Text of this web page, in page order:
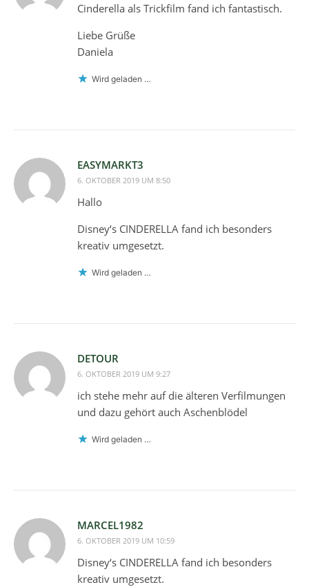
Cinderella als Trickfilm fand ich fantastisch.
Liebe Grüße
Daniela
Wird geladen …
EASYMARKT3
6. OKTOBER 2019 UM 8:50
Hallo
Disney‘s CINDERELLA fand ich besonders
kreativ umgesetzt.
Wird geladen …
DETOUR
6. OKTOBER 2019 UM 9:27
ich stehe mehr auf die älteren Verfilmungen
und dazu gehört auch Aschenblödel
Wird geladen …
MARCEL1982
6. OKTOBER 2019 UM 10:59
Disney‘s CINDERELLA fand ich besonders
kreativ umgesetzt.